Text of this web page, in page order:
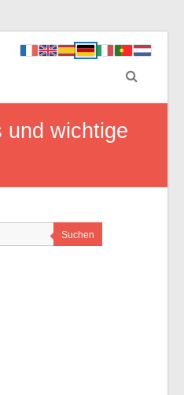
und wichtige
Suchen